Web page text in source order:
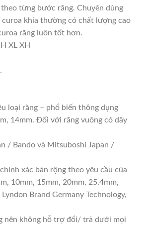
từng bước răng. Chuyên dùng
curoa khía thường có chất lượng cao
răng luôn tốt hơn.
XL XH
loại răng – phổ biến thông dụng
14mm. Đối với răng vuông có dây
/ Bando và Mitsuboshi Japan /
xác bản rộng theo yêu cầu của
10mm, 15mm, 20mm, 25.4mm,
Brand Germany Technology,
nên không hỗ trợ đổi/ trả dưới mọi